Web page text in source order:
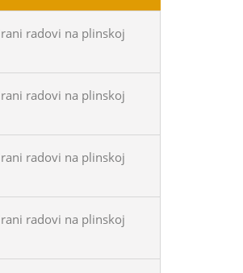
radovi na plinskoj
radovi na plinskoj
radovi na plinskoj
radovi na plinskoj